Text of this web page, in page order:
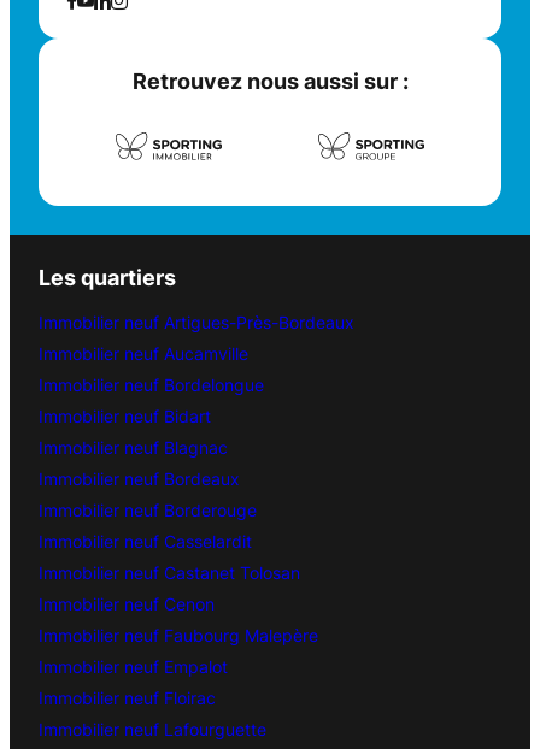
Retrouvez nous aussi sur :
Les quartiers
Immobilier neuf Artigues-Près-Bordeaux
Immobilier neuf Aucamville
Immobilier neuf Bordelongue
Immobilier neuf Bidart
Immobilier neuf Blagnac
Immobilier neuf Bordeaux
Immobilier neuf Borderouge
Immobilier neuf Casselardit
Immobilier neuf Castanet Tolosan
Immobilier neuf Cenon
Immobilier neuf Faubourg Malepère
Immobilier neuf Empalot
Immobilier neuf Floirac
Immobilier neuf Lafourguette